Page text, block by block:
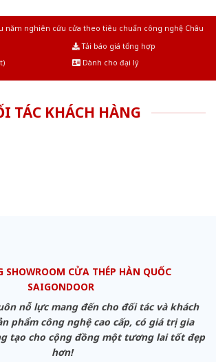
năm nghiên cứu cửa theo tiêu chuẩn công nghệ Châu
Tải báo giá tổng hợp
Dành cho đại lý
TÁC KHÁCH HÀNG
SHOWROOM CỬA THÉP HÀN QUỐC
SAIGONDOOR
nỗ lực mang đến cho đối tác và khách
phẩm công nghệ cao cấp, có giá trị gia
tạo cho cộng đồng một tương lai tốt đẹp
hơn!